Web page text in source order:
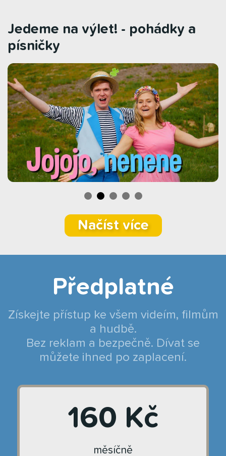
Jedeme na výlet! - pohádky a
písničky
Načíst více
Předplatné
Získejte přístup ke všem videím, filmům
a hudbě.
Bez reklam a bezpečně. Dívat se
můžete ihned po zaplacení.
160 Kč
měsíčně